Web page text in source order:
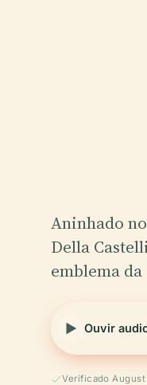
Aninhado
Della
emblema
Ouvir
Verificado August